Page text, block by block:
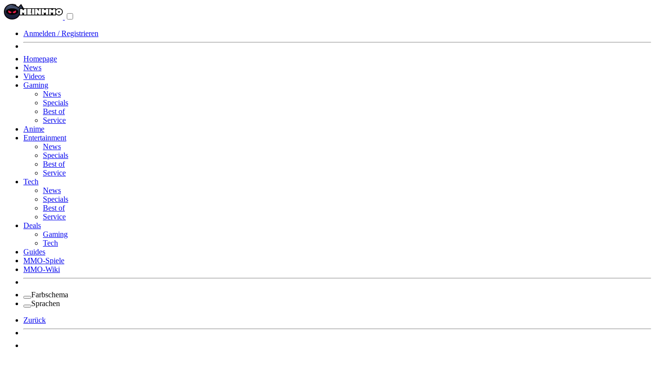
Anmelden / Registrieren
Homepage
News
Videos
Gaming
News
Specials
Best of
Service
Anime
Entertainment
News
Specials
Best of
Service
Tech
News
Specials
Best of
Service
Deals
Gaming
Tech
Guides
MMO-Spiele
MMO-Wiki
Farbschema
Sprachen
Zurück